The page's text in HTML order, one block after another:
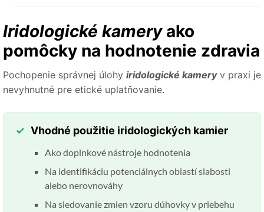
Iridologické kameryako
pomôcky na hodnotenie zdravia
Pochopenie správnej úlohy iridologické kameryv praxi je
nevyhnutné pre etické uplatňovanie.
Vhodné použitie iridologických kamier
Ako doplnkové nástroje hodnotenia
Na identifikáciu potenciálnych oblastí slabosti
alebo nerovnováhy
Na sledovanie zmien vzoru dúhovky v priebehu